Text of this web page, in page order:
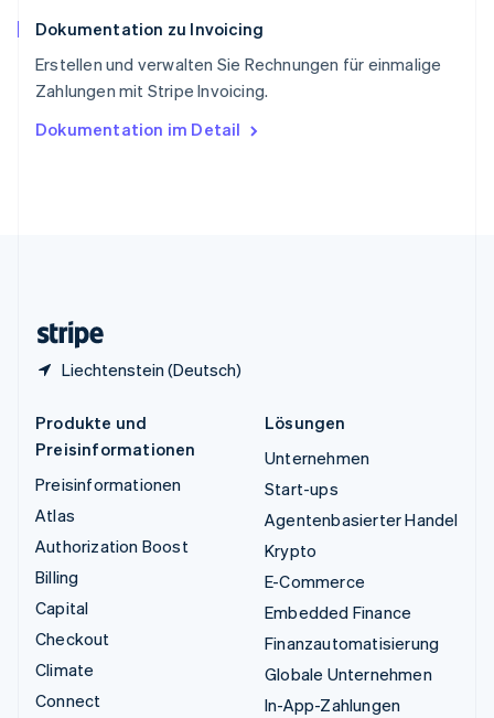
Dokumentation zu Invoicing
Erstellen und verwalten Sie Rechnungen für einmalige
Zahlungen mit Stripe Invoicing.
Dokumentation im Detail
Liechtenstein (Deutsch)
Thailand
Tschechische Republik
English
English
Produkte und
Preisinformationen
Preisinformationen
Atlas
Authorization Boost
Billing
Capital
Checkout
Climate
Connect
Lösungen
Unternehmen
Start-ups
Agentenbasierter Handel
Krypto
E-Commerce
Embedded Finance
Finanzautomatisierung
Globale Unternehmen
In-App-Zahlungen